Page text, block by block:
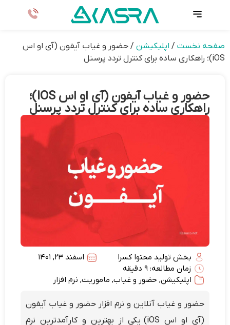
صفحه نخست / اپلیکیشن / حضور و غیاب آیفون (آی او اس
iOS)؛ راهکاری ساده برای کنترل تردد پرسنل
حضور و غیاب آیفون (آی او اس iOS)؛
راهکاری ساده برای کنترل تردد پرسنل
بخش تولید محتوا کسرا
اسفند 23, 1401
زمان مطالعه: 9 دقیقه
اپلیکیشن, حضور و غیاب, ماموریت, نرم افزار
حضور و غیاب آنلاین و نرم افزار حضور و غیاب آیفون
(آی او اس iOS) یکی از بهترین و کارآمدترین نرم